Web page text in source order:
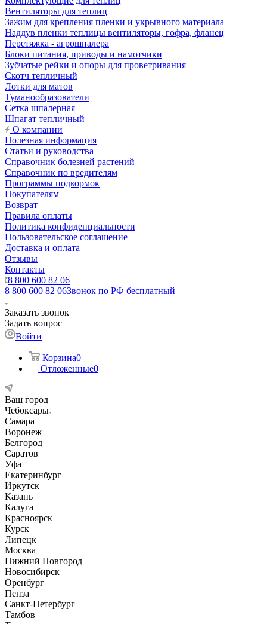
Вентиляторы для теплиц
Зажим для крепления пленки и укрывного материала
Наддув пленки теплицы вентиляторы, гофра, фланец
Перетяжка - агрошпалера
Блоки питания, приводы и намотчики
Зубчатые рейки и опоры для проветривания
Скотч тепличный
Лотки для матов
Туманообразователи
Сетка шпалерная
Шпагат тепличный
О компании
Полезная информация
Статьи и руководства
Справочник болезней растений
Справочник по вредителям
Программы подкормок
Покупателям
Возврат
Правила оплаты
Политика конфиденциальности
Пользовательское соглашение
Доставка и оплата
Отзывы
Контакты
8 800 600 82 06
8 800 600 82 06Звонок по РФ бесплатный
Заказать звонок
Задать вопрос
Войти
Корзина0
Отложенные0
Ваш город
Чебоксары
Самара
Воронеж
Белгород
Саратов
Уфа
Екатеринбург
Иркутск
Казань
Калуга
Красноярск
Курск
Липецк
Москва
Нижний Новгород
Новосибирск
Оренбург
Пенза
Санкт-Петербург
Тамбов